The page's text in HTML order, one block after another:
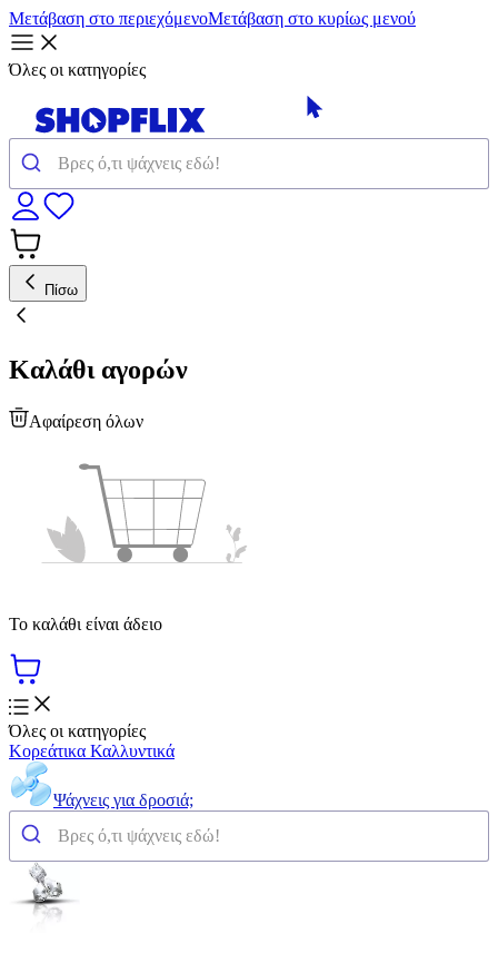
Μετάβαση στο περιεχόμενοΜετάβαση στο κυρίως μενού
Όλες οι κατηγορίες
Πίσω
Καλάθι αγορών
Αφαίρεση όλων
Το καλάθι είναι άδειο
Όλες οι κατηγορίες
Κορεάτικα Καλλυντικά
Ψάχνεις για δροσιά;